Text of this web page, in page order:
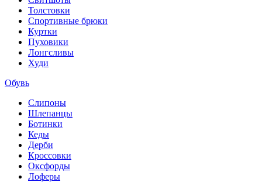
Толстовки
Спортивные брюки
Куртки
Пуховики
Лонгсливы
Худи
Обувь
Слипоны
Шлепанцы
Ботинки
Кеды
Дерби
Кроссовки
Оксфорды
Лоферы